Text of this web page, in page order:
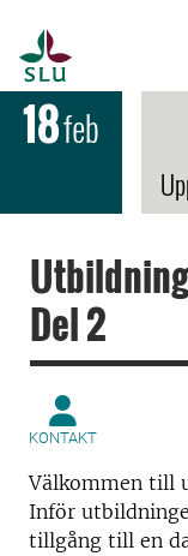
18feb
Del 2
KONTAKT
Välkommen till
Inför
tillgång till en